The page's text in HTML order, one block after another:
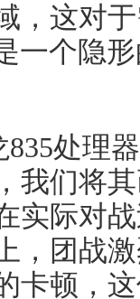
，这对
一个隐
处理
我们将
实际对
，团战
卡顿，